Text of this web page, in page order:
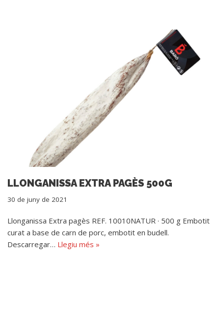
LLONGANISSA EXTRA PAGÈS 500G
30 de juny de 2021
Llonganissa Extra pagès REF. 10010NATUR · 500 g Embotit
curat a base de carn de porc, embotit en budell.
Descarregar… Llegiu més »